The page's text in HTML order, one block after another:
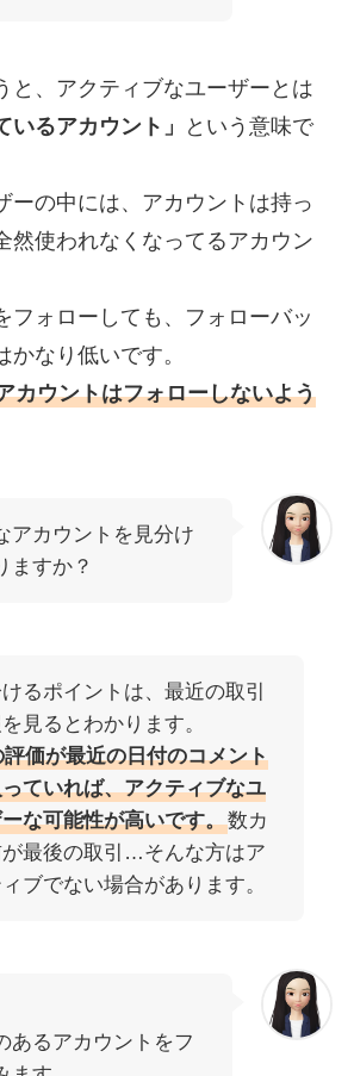
と、アクティブなユーザーとは
いるアカウント」
という意味で
ーの中には、アカウントは持っ
然使われなくなってるアカウン
フォローしても、フォローバッ
かなり低いです。
カウントはフォローしないよう
アカウントを見分け
ますか？
るポイントは、最近の取引
見るとわかります。
価が最近の日付のコメント
ていれば、アクティブなユ
な可能性が高いです。数カ
が最後の取引…そんな方はア
ブでない場合があります。
あるアカウントをフ